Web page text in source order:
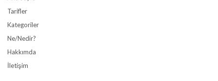
Tarifler
Kategoriler
Ne/Nedir?
Hakkımda
İletişim